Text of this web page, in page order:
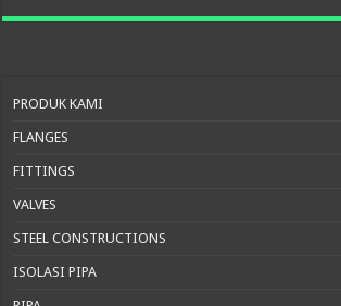
PRODUK KAMI
FLANGES
FITTINGS
VALVES
STEEL CONSTRUCTIONS
ISOLASI PIPA